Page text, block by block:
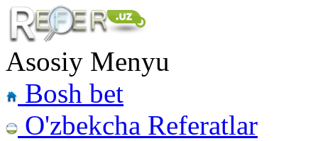
Asosiy Menyu
Bosh bet
O'zbekcha Referatlar